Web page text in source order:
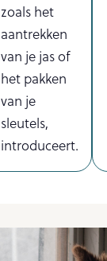
zoals het
aantrekken
van je jas of
het pakken
van je
sleutels,
introduceert.